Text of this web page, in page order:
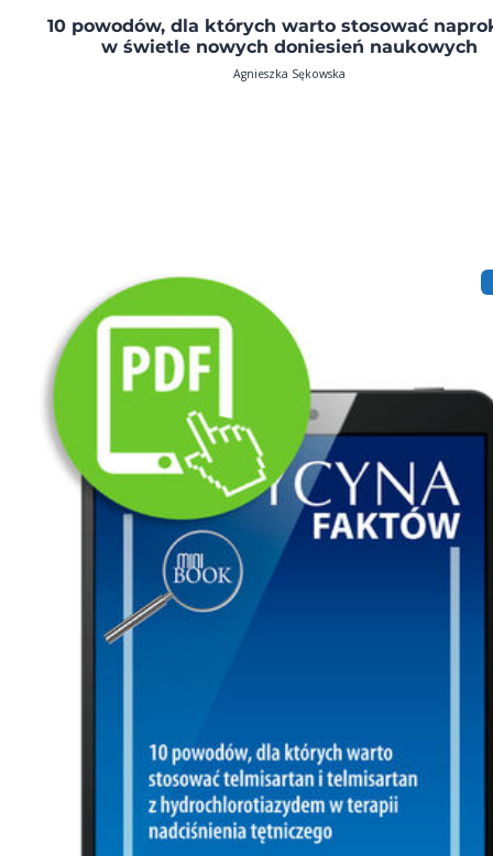
10 powodów, dla których warto stosować
w świetle nowych doniesień naukowych
Agnieszka Sękowska